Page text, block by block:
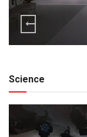
Science